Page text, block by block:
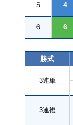
５ 4
６ 6
勝式
3連単
3連複